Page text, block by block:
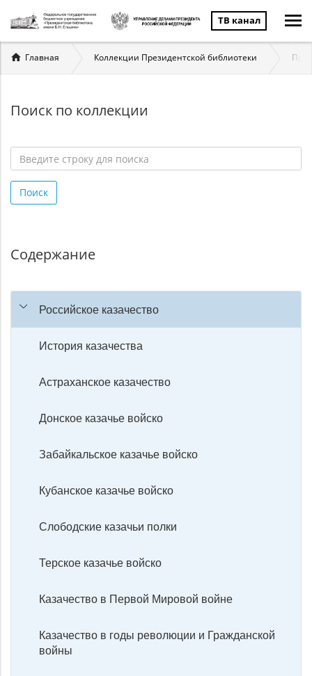
ТВ канал
Вы
здесь
Главная Коллекции Президентской библиотеки
Поиск по коллекции
строку
для
Поиск
Содержание
Российское казачество
История казачества
Астраханское казачество
Донское казачье войско
Забайкальское казачье войско
Кубанское казачье войско
Слободские казачьи полки
Терское казачье войско
Казачество в Первой Мировой войне
Казачество в годы революции и Гражданской
войны